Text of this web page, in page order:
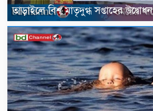
তাড়াইলে বিশ্ব মাতৃদুগ্ধ সপ্তাহের উদ্বোধন